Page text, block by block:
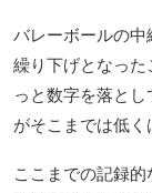
バレーボールの
繰り下げとなった
っと数字を落と
がそこまでは低く
ここまでの記録